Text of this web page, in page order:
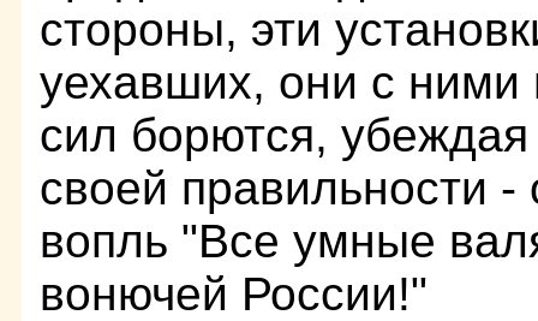
стороны, эти
уехавших, они с ними
сил борются, убеждая
своей правильности -
вопль "Все умные
вонючей России!"